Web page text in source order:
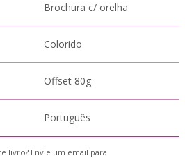
Brochura c/ orelha
Colorido
Offset 80g
Português
livro? Envie um email para